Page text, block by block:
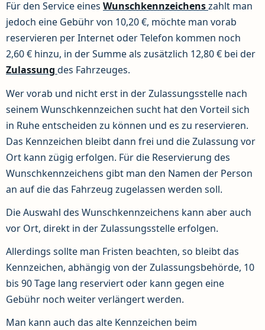
Für den Service eines Wunschkennzeichenszahlt man
jedoch eine Gebühr von 10,20 €, möchte man vorab
reservieren per Internet oder Telefon kommen noch
2,60 € hinzu, in der Summe als zusätzlich 12,80 € bei der
Zulassung des Fahrzeuges.
Wer vorab und nicht erst in der Zulassungsstelle nach
seinem Wunschkennzeichen sucht hat den Vorteil sich
in Ruhe entscheiden zu können und es zu reservieren.
Das Kennzeichen bleibt dann frei und die Zulassung vor
Ort kann zügig erfolgen. Für die Reservierung des
Wunschkennzeichens gibt man den Namen der Person
an auf die das Fahrzeug zugelassen werden soll.
Die Auswahl des Wunschkennzeichens kann aber auch
vor Ort, direkt in der Zulassungsstelle erfolgen.
Allerdings sollte man Fristen beachten, so bleibt das
Kennzeichen, abhängig von der Zulassungsbehörde, 10
bis 90 Tage lang reserviert oder kann gegen eine
Gebühr noch weiter verlängert werden.
Man kann auch das alte Kennzeichen beim